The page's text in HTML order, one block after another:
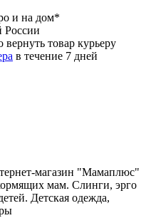
и на дом*
России
товар курьеру
в течение 7 дней
магазин "Мамаплюс"
мам. Слинги, эрго
Детская одежда,